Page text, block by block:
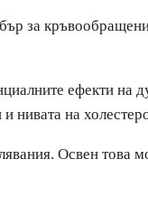
за
ефекти на
нивата на
Освен това